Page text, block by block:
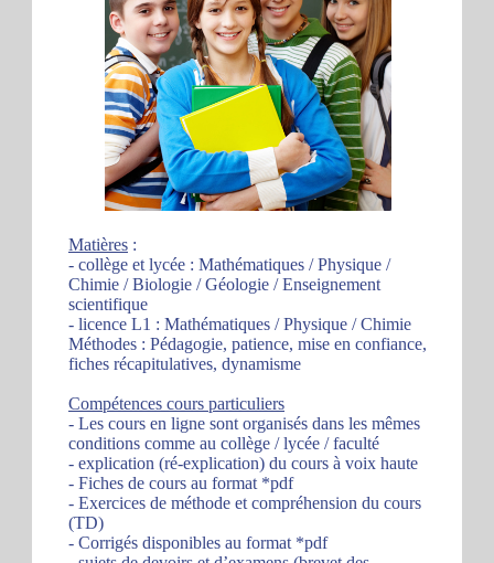
Matières :
- collège et lycée : Mathématiques / Physique /
Chimie / Biologie / Géologie / Enseignement
scientifique
- licence L1 : Mathématiques / Physique / Chimie
Méthodes : Pédagogie, patience, mise en confiance,
fiches récapitulatives, dynamisme
Compétences cours particuliers
- Les cours en ligne sont organisés dans les mêmes
conditions comme au collège / lycée / faculté
- explication (ré-explication) du cours à voix haute
- Fiches de cours au format *pdf
- Exercices de méthode et compréhension du cours
(TD)
- Corrigés disponibles au format *pdf